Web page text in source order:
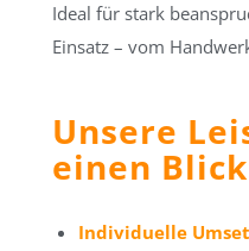
Ideal für stark
Einsatz – vom
Unsere
einen
Individuelle